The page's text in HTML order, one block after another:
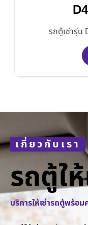
รถตู้เช่ารุ่น
เกี่ยวกับเรา
รถตู้ใ
บริการให้เช่ารถตู้พร้อ